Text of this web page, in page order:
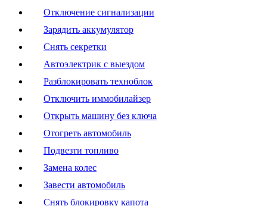
Отключение сигнализации
Зарядить аккумулятор
Снять секретки
Автоэлектрик с выездом
Разблокировать техноблок
Отключить иммобилайзер
Открыть машину без ключа
Отогреть автомобиль
Подвезти топливо
Замена колес
Завести автомобиль
Снять блокировку капота